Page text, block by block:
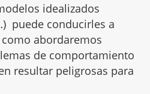
idealizados
puede conducirles a
abordaremos
de comportamiento
resultar peligrosas para